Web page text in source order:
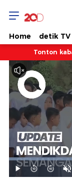
Home detik TV
Tonton
Mainkan
45.45%